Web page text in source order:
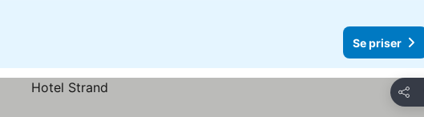
Se priser
Dela